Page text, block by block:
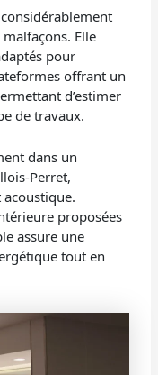
Elle
pour
offrant un
d’estimer
de travaux.
dans un
Perret,
proposées
assure une
tout en